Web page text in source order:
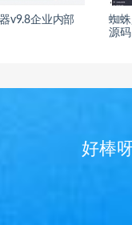
v9.8企业内部
蜘
源码
好棒